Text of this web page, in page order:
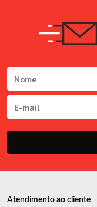
Atendimento ao cliente